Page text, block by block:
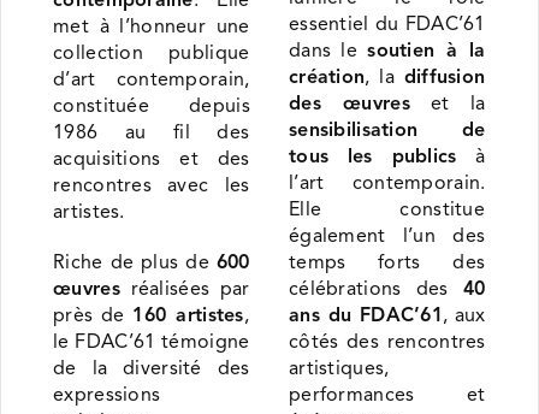
met à l’honneur une
collection publique
d’art contemporain,
constituée depuis
1986 au fil des
acquisitions et des
rencontres avec les
artistes.
Riche de plus de 600
œuvresréalisées par
près de 160 artistes,
le FDAC’61 témoigne
de la diversité des
expressions
essentiel du FDAC’61
dans lesoutien à la
création, la diffusion
des œuvreset la
sensibilisation de
tous les publics à
l’art contemporain.
Elle constitue
également l’un des
temps forts des
célébrations des 40
ans du FDAC’61, aux
côtés des rencontres
artistiques,
performances et